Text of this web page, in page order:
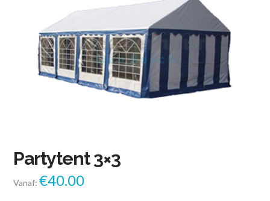
Partytent 3×3
Vanaf:€40.00